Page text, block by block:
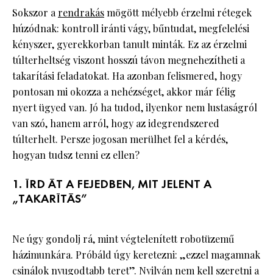
Sokszor arendrakásmögött mélyebb érzelmi rétegek
húzódnak: kontroll iránti vágy, bűntudat, megfelelési
kényszer, gyerekkorban tanult minták. Ez az érzelmi
túlterheltség viszont hosszú távon megnehezítheti a
takarítási feladatokat. Ha azonban felismered, hogy
pontosan mi okozza a nehézséget, akkor már félig
nyert ügyed van. Jó ha tudod, ilyenkor nem lustaságról
van szó, hanem arról, hogy az idegrendszered
túlterhelt. Persze jogosan merülhet fel a kérdés,
hogyan tudsz tenni ez ellen?
1. ÍRD ÁT A FEJEDBEN, MIT JELENT A
„TAKARÍTÁS”
Ne úgy gondolj rá, mint végtelenített robotüzemű
házimunkára. Próbáld úgy keretezni: „ezzel magamnak
csinálok nyugodtabb teret”. Nyilván nem kell szeretni a